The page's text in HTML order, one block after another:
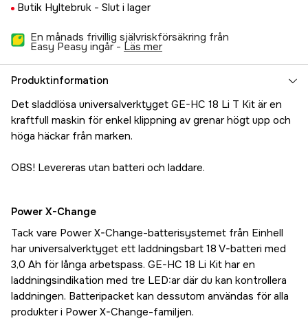
Butik Hyltebruk - Slut i lager
En månads frivillig självriskförsäkring från
Easy Peasy ingår - läs mer
Produktinformation
Det sladdlösa universalverktyget GE-HC 18 Li T Kit är en
kraftfull maskin för enkel klippning av grenar högt upp och
höga häckar från marken.
OBS! Levereras utan batteri och laddare.
Power X-Change
Tack vare Power X-Change-batterisystemet från Einhell
har universalverktyget ett laddningsbart 18 V-batteri med
3,0 Ah för långa arbetspass. GE-HC 18 Li Kit har en
laddningsindikation med tre LED:ar där du kan kontrollera
laddningen. Batteripacket kan dessutom användas för alla
produkter i Power X-Change-familjen.